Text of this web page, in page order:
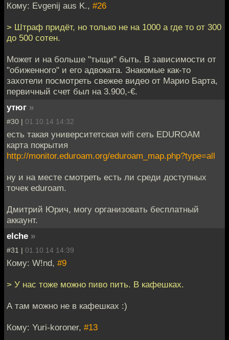
Кому: Evgenij aus K., #26
> Штраф придёт, но только не на 1000 а где то от 300
до 500 сотен.
Может и на больше "тыщи" быть. В зависимости от
"обиженного" и его адвоката. Знакомые как-то
захотели посмотреть свежее видео от Марио Барта,
первичный счет был на 3.900,-€.
утюг »
#30 | 01.10.14 14:32
есть такая университетская wifi сеть EDUROAM
карта покрытия
http://monitor.eduroam.org/eduroam_map.php?type=all
ну и на месте смотреть есть ли среди доступных
точек eduroam.
Дмитрий Юрич, могу организовать бесплатный
аккаунт.
elche »
#31 | 01.10.14 14:39
Кому: W!nd, #9
> У нас тоже можно пиво пить. В кафешках.
А там можно не в кафешках :)
Кому: Yuri-koroner, #13